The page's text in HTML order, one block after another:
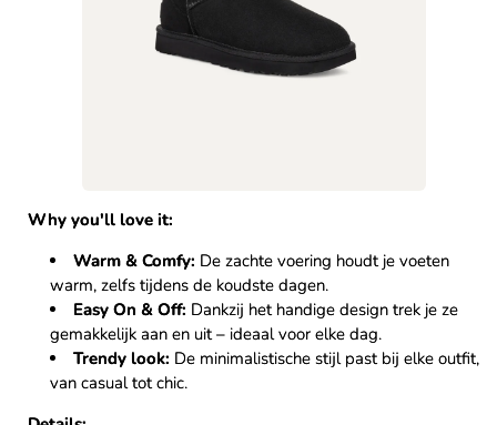
Why you'll love it:
Warm & Comfy: De zachte voering houdt je voeten
warm, zelfs tijdens de koudste dagen.
Easy On & Off: Dankzij het handige design trek je ze
gemakkelijk aan en uit – ideaal voor elke dag.
Trendy look: De minimalistische stijl past bij elke outfit,
van casual tot chic.